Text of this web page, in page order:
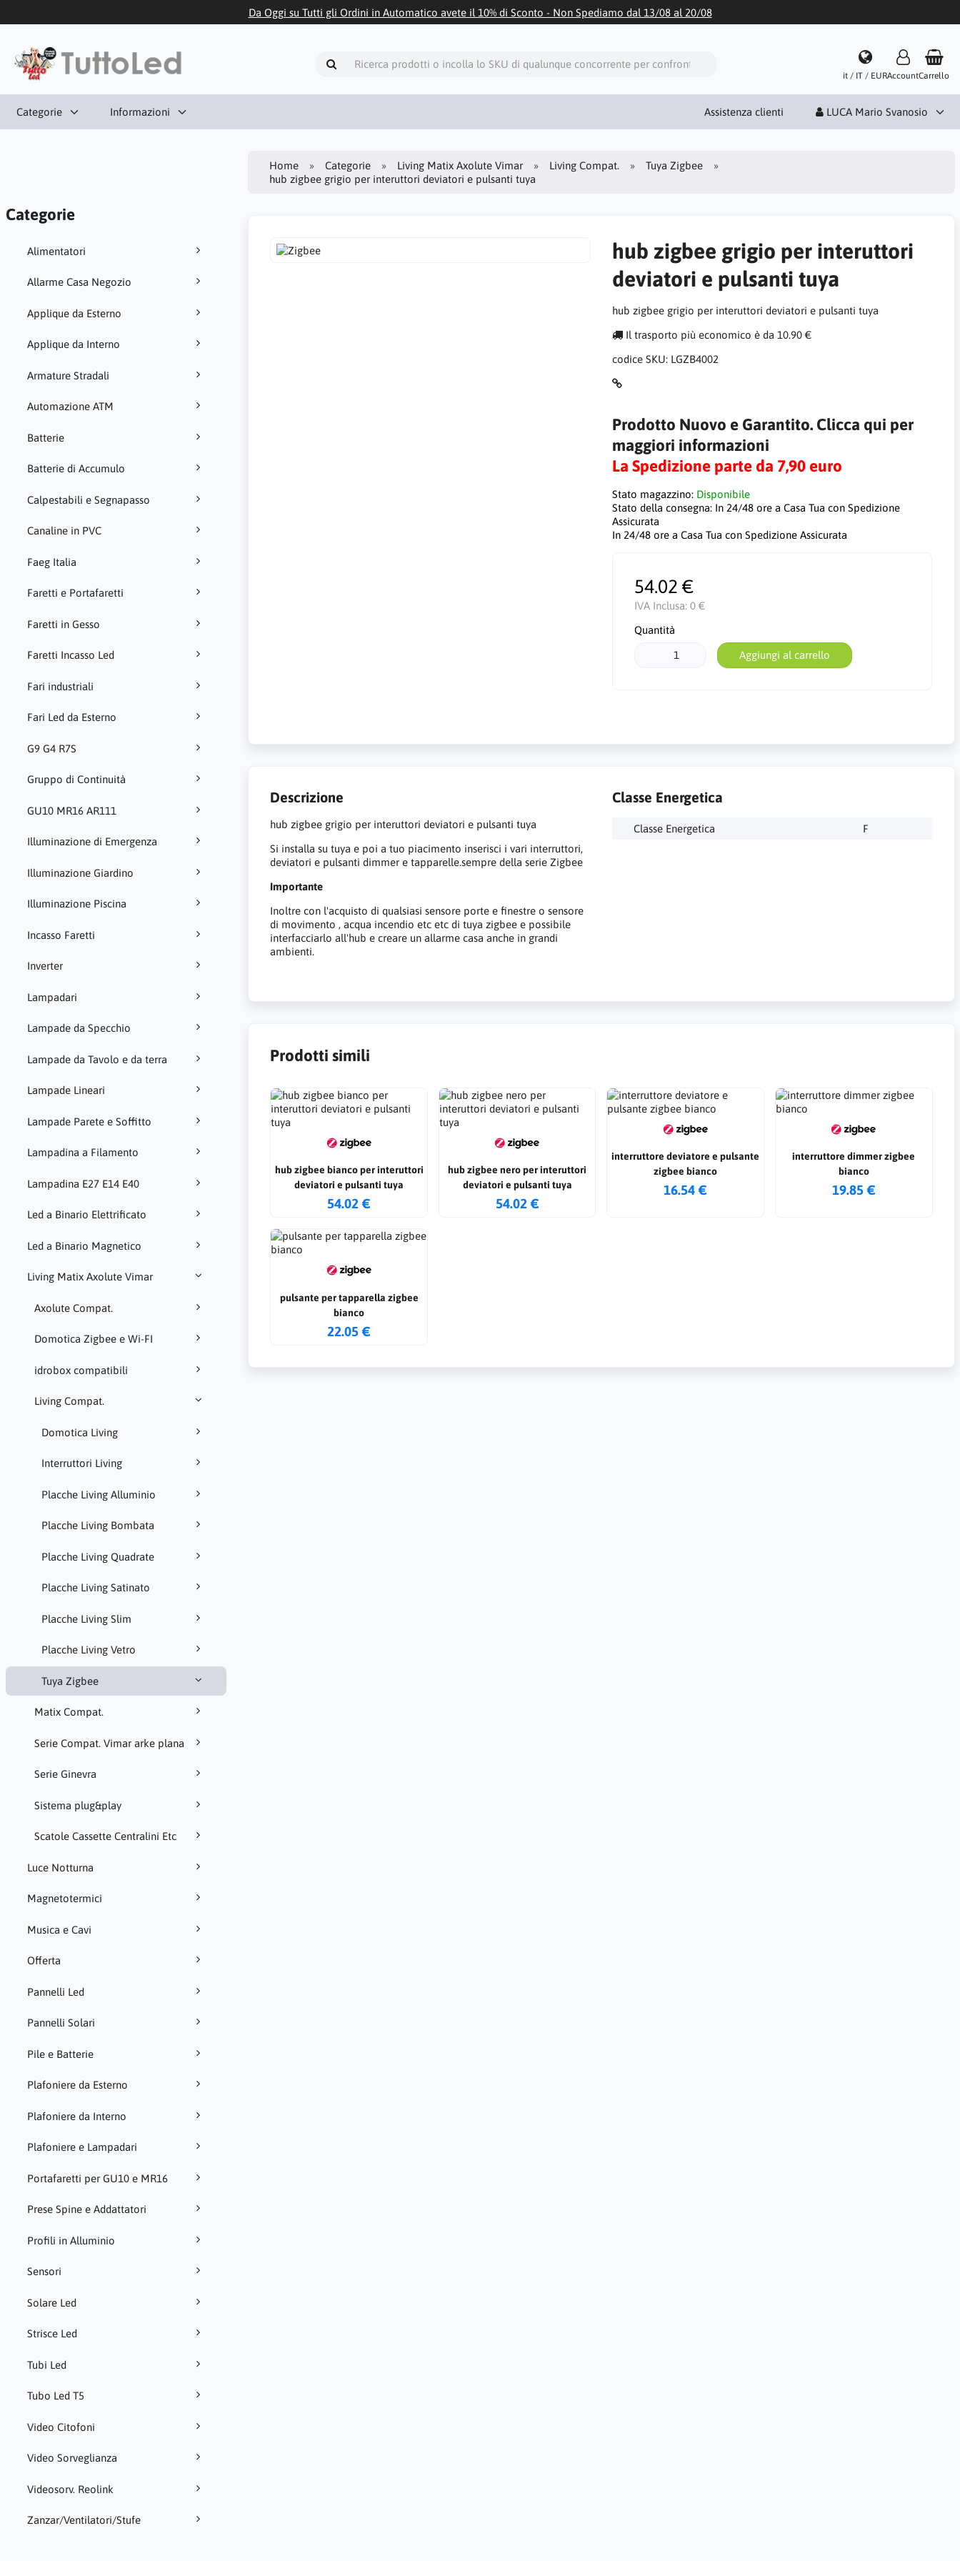
Da Oggi su Tutti gli Ordini in Automatico avete il 10% di Sconto - Non Spediamo dal 13/08 al 20/08
it / IT / EURAccountCarrello
Categorie Informazioni Assistenza clienti LUCA Mario Svanosio
Categorie
Alimentatori
Allarme Casa Negozio
Applique da Esterno
Applique da Interno
Armature Stradali
Automazione ATM
Batterie
Batterie di Accumulo
Calpestabili e Segnapasso
Canaline in PVC
Faeg Italia
Faretti e Portafaretti
Faretti in Gesso
Faretti Incasso Led
Fari industriali
Fari Led da Esterno
G9 G4 R7S
Gruppo di Continuità
GU10 MR16 AR111
Illuminazione di Emergenza
Illuminazione Giardino
Illuminazione Piscina
Incasso Faretti
Inverter
Lampadari
Lampade da Specchio
Lampade da Tavolo e da terra
Lampade Lineari
Lampade Parete e Soffitto
Lampadina a Filamento
Lampadina E27 E14 E40
Led a Binario Elettrificato
Led a Binario Magnetico
Living Matix Axolute Vimar
Axolute Compat.
Domotica Zigbee e Wi-FI
idrobox compatibili
Living Compat.
Domotica Living
Interruttori Living
Placche Living Alluminio
Placche Living Bombata
Placche Living Quadrate
Placche Living Satinato
Placche Living Slim
Placche Living Vetro
Tuya Zigbee
Matix Compat.
Serie Compat. Vimar arke plana
Serie Ginevra
Sistema plug&play
Scatole Cassette Centralini Etc
Luce Notturna
Magnetotermici
Musica e Cavi
Offerta
Pannelli Led
Pannelli Solari
Pile e Batterie
Plafoniere da Esterno
Plafoniere da Interno
Plafoniere e Lampadari
Portafaretti per GU10 e MR16
Prese Spine e Addattatori
Profili in Alluminio
Sensori
Solare Led
Strisce Led
Tubi Led
Tubo Led T5
Video Citofoni
Video Sorveglianza
Videosorv. Reolink
Zanzar/Ventilatori/Stufe
Home Categorie Living Matix Axolute Vimar Living Compat.
Tuya Zigbee
hub zigbee grigio per interuttori deviatori e pulsanti tuya
hub zigbee grigio per interuttori
deviatori e pulsanti tuya
hub zigbee grigio per interuttori deviatori e pulsanti tuya
Il trasporto più economico è da 10.90 €
codice SKU: LGZB4002
Prodotto Nuovo e Garantito. Clicca qui per
maggiori informazioni
La Spedizione parte da 7,90 euro
Stato magazzino: Disponibile
Stato della consegna: In 24/48 ore a Casa Tua con Spedizione
Assicurata
In 24/48 ore a Casa Tua con Spedizione Assicurata
54.02 €
IVA Inclusa: 0 €
Quantità
Aggiungi al carrello
Descrizione
hub zigbee grigio per interuttori deviatori e pulsanti tuya
Si installa su tuya e poi a tuo piacimento inserisci i vari interruttori,
deviatori e pulsanti dimmer e tapparelle.sempre della serie Zigbee
Importante
Inoltre con l'acquisto di qualsiasi sensore porte e finestre o sensore
di movimento , acqua incendio etc etc di tuya zigbee e possibile
interfacciarlo all'hub e creare un allarme casa anche in grandi
ambienti.
Classe Energetica
Classe Energetica F
Prodotti simili
hub zigbee bianco per interuttori
deviatori e pulsanti tuya
54.02 €
hub zigbee nero per interuttori
deviatori e pulsanti tuya
54.02 €
interruttore deviatore e pulsante
zigbee bianco
16.54 €
interruttore dimmer zigbee
bianco
19.85 €
pulsante per tapparella zigbee
bianco
22.05 €